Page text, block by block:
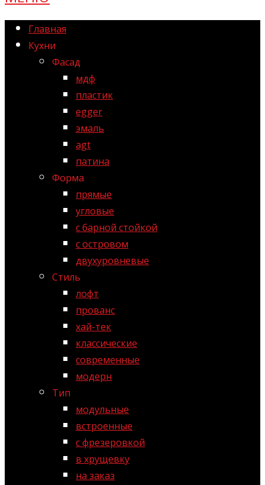
Главная
Кухни
Фасад
мдф
пластик
egger
эмаль
agt
патина
Форма
прямые
угловые
с барной стойкой
с островом
двухуровневые
Стиль
лофт
прованс
хай-тек
классические
современные
модерн
Тип
модульные
встроенные
с фрезеровкой
в хрущевку
на заказ